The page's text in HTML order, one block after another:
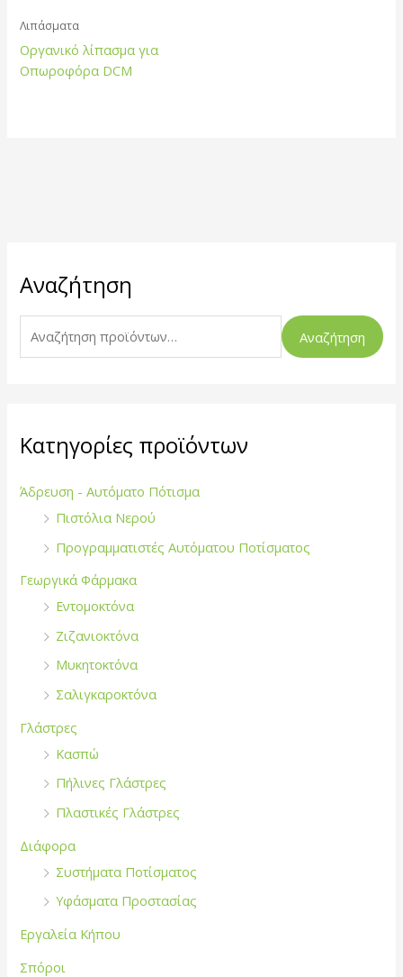
Αναζήτηση
ν
ή
σ
γ
Αναζήτηση
Κατηγορίες προϊόντων
Άδρευση - Αυτόματο Πότισμα
Πιστόλια Νερού
Προγραμματιστές Αυτόματου Ποτίσματος
Γεωργικά Φάρμακα
Εντομοκτόνα
Ζιζανιοκτόνα
Μυκητοκτόνα
Σαλιγκαροκτόνα
Γλάστρες
Κασπώ
Πήλινες Γλάστρες
Πλαστικές Γλάστρες
Διάφορα
Συστήματα Ποτίσματος
Υφάσματα Προστασίας
Εργαλεία Κήπου
Σπόροι
Λιπάσματα
Οργανικό λίπασμα για
Οπωροφόρα DCM